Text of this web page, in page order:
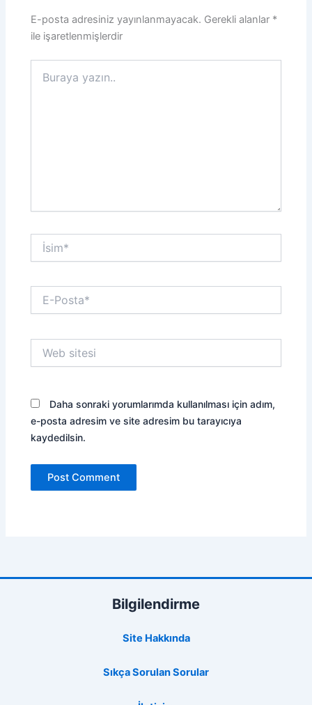
E-posta adresiniz yayınlanmayacak. Gerekli alanlar *
ile işaretlenmişlerdir
yazın..
İsim*
Posta*
sitesi
Daha sonraki yorumlarımda kullanılması için adım,
e-posta adresim ve site adresim bu tarayıcıya
kaydedilsin.
Bilgilendirme
Site Hakkında
Sıkça Sorulan Sorular